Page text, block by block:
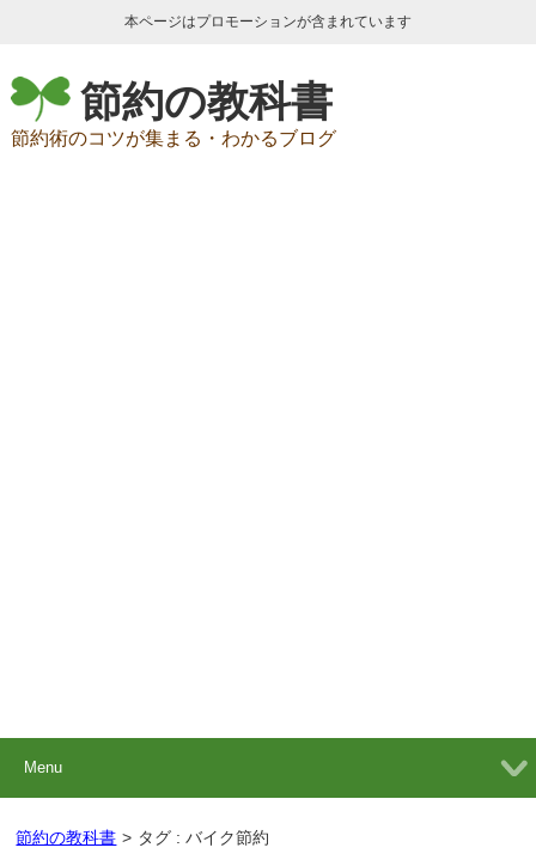
本ページはプロモーションが含まれています
節約の教科書
節約術のコツが集まる・わかるブログ
Menu
節約の教科書 > タグ : バイク節約